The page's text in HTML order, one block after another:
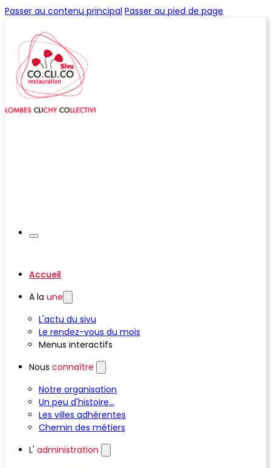
Passer au contenu principal Passer au pied de page
Accueil
A la une
L'actu du sivu
Le rendez-vous du mois
Menus interactifs
Nous connaître
Notre organisation
Un peu d'histoire...
Les villes adhérentes
Chemin des métiers
L' administration